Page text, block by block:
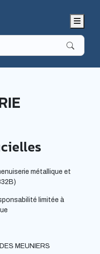
Menu
métallique et
limitée à
MEUNIERS